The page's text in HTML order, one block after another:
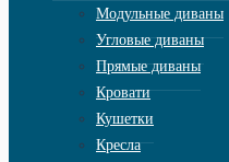
меню
Модульные диваны
Угловые диваны
Прямые диваны
Кровати
Кушетки
Кресла